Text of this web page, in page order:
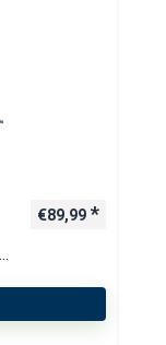
€89,99